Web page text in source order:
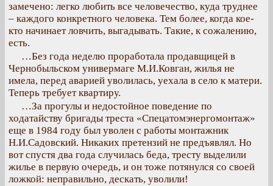
замечено: легко любить все человечество, куда труднее
– каждого конкретного человека. Тем более, когда кое-
кто начинает ловчить, выгадывать. Такие, к сожалению,
есть.
…Без года неделю проработала продавщицей в
Чернобыльском универмаге М.И.Ковган, жилья не
имела, перед аварией уволилась, уехала в село к матери.
Теперь требует квартиру.
…За прогулы и недостойное поведение по
ходатайству бригады треста «Спецатомэнергомонтаж»
еще в 1984 году был уволен с работы монтажник
Н.И.Садовский. Никаких претензий не предъявлял. Но
вот спустя два года случилась беда, тресту выделили
жилье в первую очередь, и он тоже потянулся со своей
ложкой: неправильно, дескать, уволили!